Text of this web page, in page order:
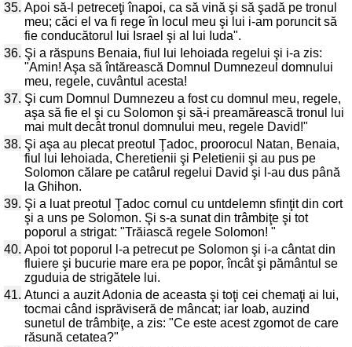
35. Apoi să-l petreceţi înapoi, ca să vină şi să şadă pe tronul
meu; căci el va fi rege în locul meu şi lui i-am poruncit să
fie conducătorul lui Israel şi al lui Iuda".
36. Şi a răspuns Benaia, fiul lui Iehoiada regelui şi i-a zis:
"Amin! Aşa să întărească Domnul Dumnezeul domnului
meu, regele, cuvântul acesta!
37. Şi cum Domnul Dumnezeu a fost cu domnul meu, regele,
aşa să fie el şi cu Solomon şi să-i preamărească tronul lui
mai mult decât tronul domnului meu, regele David!"
38. Şi aşa au plecat preotul Ţadoc, proorocul Natan, Benaia,
fiul lui Iehoiada, Cheretienii şi Peletienii şi au pus pe
Solomon călare pe catârul regelui David şi l-au dus până
la Ghihon.
39. Şi a luat preotul Ţadoc cornul cu untdelemn sfinţit din cort
şi a uns pe Solomon. Şi s-a sunat din trâmbiţe şi tot
poporul a strigat: "Trăiască regele Solomon! "
40. Apoi tot poporul l-a petrecut pe Solomon şi i-a cântat din
fluiere şi bucurie mare era pe popor, încât şi pământul se
zguduia de strigătele lui.
41. Atunci a auzit Adonia de aceasta şi toţi cei chemaţi ai lui,
tocmai când isprăviseră de mâncat; iar Ioab, auzind
sunetul de trâmbiţe, a zis: "Ce este acest zgomot de care
răsună cetatea?"